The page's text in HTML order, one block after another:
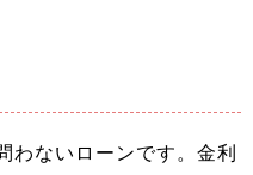
わないローンです。金利